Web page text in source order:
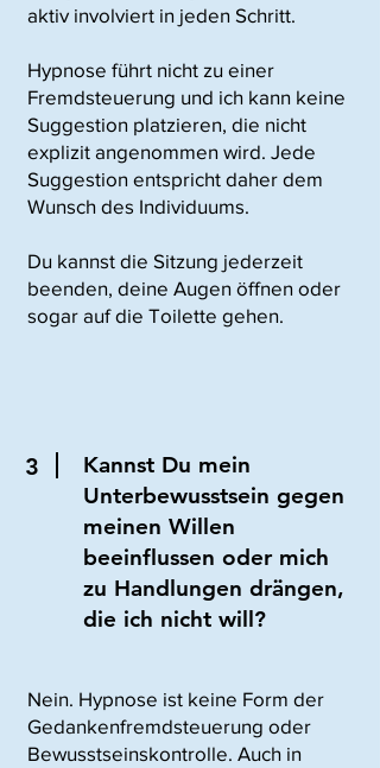
aktiv involviert in jeden Schritt.
Hypnose führt nicht zu einer
Fremdsteuerung und ich kann keine
Suggestion platzieren, die nicht
explizit angenommen wird. Jede
Suggestion entspricht daher dem
Wunsch des Individuums.
Du kannst die Sitzung jederzeit
beenden, deine Augen öffnen oder
sogar auf die Toilette gehen.
3
Kannst Du mein
Unterbewusstsein gegen
meinen Willen
beeinflussen oder mich
zu Handlungen drängen,
die ich nicht will?
Nein. Hypnose ist keine Form der
Gedankenfremdsteuerung oder
Bewusstseinskontrolle. Auch in